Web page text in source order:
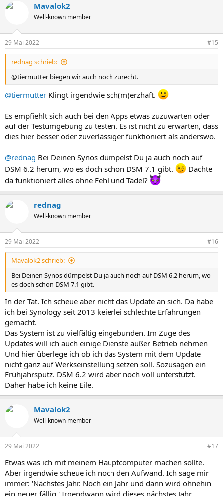
Mavalok2
Well-known member
29 Mai 2022 #15
rednag schrieb:
@tiermutter biegen wir auch noch zurecht.
@tiermutter Klingt irgendwie sch(m)erzhaft.
Es empfiehlt sich auch bei den Apps etwas zuzuwarten oder
auf der Testumgebung zu testen. Es ist nicht zu erwarten, dass
dies hier besser oder zuverlässiger funktioniert als anderswo.
@rednag Bei Deinen Synos dümpelst Du ja auch noch auf
DSM 6.2 herum, wo es doch schon DSM 7.1 gibt.
Dachte
da funktioniert alles ohne Fehl und Tadel?
rednag
Well-known member
29 Mai 2022 #16
Mavalok2 schrieb:
Bei Deinen Synos dümpelst Du ja auch noch auf DSM 6.2 herum, wo
es doch schon DSM 7.1 gibt.
In der Tat. Ich scheue aber nicht das Update an sich. Da habe
ich bei Synology seit 2013 keierlei schlechte Erfahrungen
gemacht.
Das System ist zu vielfältig eingebunden. Im Zuge des
Updates will ich auch einige Dienste außer Betrieb nehmen
Und hier überlege ich ob ich das System mit dem Update
nicht ganz auf Werkseinstellung setzen soll. Sozusagen ein
Frühjahrsputz. DSM 6.2 wird aber noch voll unterstützt.
Daher habe ich keine Eile.
Mavalok2
Well-known member
29 Mai 2022 #17
Etwas was ich mit meinem Hauptcomputer machen sollte.
Aber irgendwie scheue ich noch den Aufwand. Ich sage mir
immer: 'Nächstes Jahr. Noch ein Jahr und dann wird ohnehin
ein neuer fällig.' Irgendwann wird dieses nächstes Jahr